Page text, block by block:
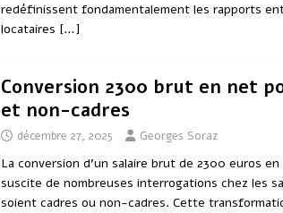
redéfinissent fondamentalement les rapports
locataires […]
Conversion 2300 brut en net
et non-cadres
décembre 27, 2025 Georges Soraz
La conversion d’un salaire brut de 2300 euros
suscite de nombreuses interrogations chez les
soient cadres ou non-cadres. Cette